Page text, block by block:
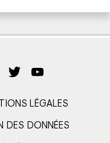
LÉGALES
DES DONNÉES